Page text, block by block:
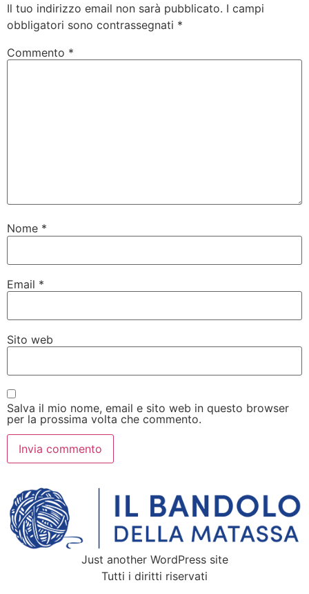
Il tuo indirizzo email non sarà pubblicato. I campi
obbligatori sono contrassegnati *
Commento *
Nome *
Email *
Sito web
Salva il mio nome, email e sito web in questo browser
per la prossima volta che commento.
Just another WordPress site
Tutti i diritti riservati